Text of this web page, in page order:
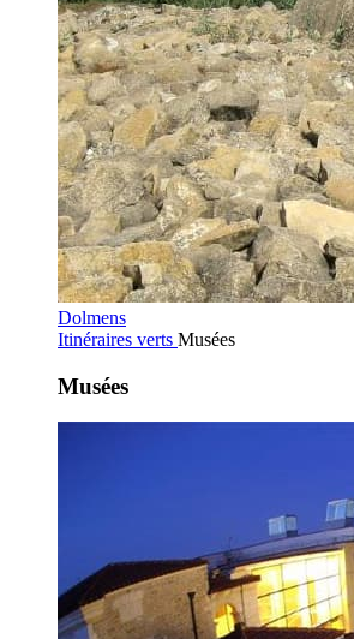
Dolmens
Itinéraires verts Musées
Musées